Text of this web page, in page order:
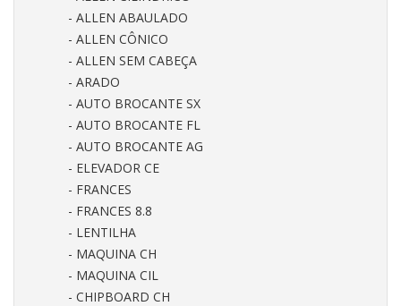
- ALLEN ABAULADO
- ALLEN CÔNICO
- ALLEN SEM CABEÇA
- ARADO
- AUTO BROCANTE SX
- AUTO BROCANTE FL
- AUTO BROCANTE AG
- ELEVADOR CE
- FRANCES
- FRANCES 8.8
- LENTILHA
- MAQUINA CH
- MAQUINA CIL
- CHIPBOARD CH